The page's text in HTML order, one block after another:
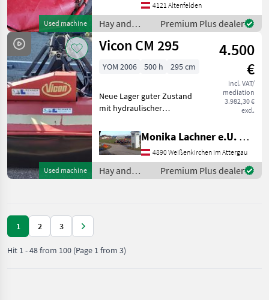
Used machine
4121 Altenfelden
Hay and
forage
equipment /
Premium Plus dealer
Used machine
Vicon CM 295
4.500
€
incl. VAT/
mediation
3.982,30 €
excl.
YOM 2006 500 h 295 cm
Neue Lager guter Zustand
mit hydraulischer
Schwadscheiben,
Schnitthöhenverstellung,
Gelenkwelle, sehr leicht nur
645kg, mehrere
Frontmähwerke auf Lag
Monika Lachner e.U. Maschinenhandel
4890 Weißenkirchen im Attergau
Hay and
forage
Premium Plus dealer
1 2 3
Hit 1-48from 100 (Page 1 from 3)